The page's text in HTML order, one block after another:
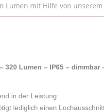
Lumen mit Hilfe von unserem
320 Lumen – IP65 –
in der Leistung:
lediglich einen